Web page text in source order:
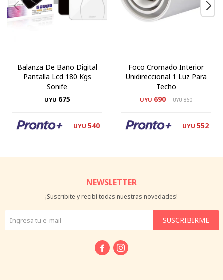
Balanza De Baño Digital
Pantalla Lcd 180 Kgs
Sonife
UYU 675
UYU 540
Foco Cromado Interior
Unidireccional 1 Luz Para
Techo
UYU 690 UYU860
UYU 552
NEWSLETTER
¡Suscribite y recibí todas nuestras novedades!
SUSCRIBIRME
 